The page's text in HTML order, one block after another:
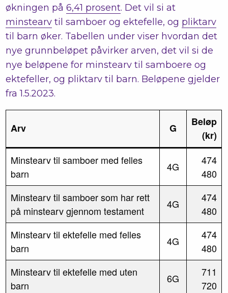
økningen på6,41 prosent. Det vil si at
minstearv til samboer og ektefelle, og pliktarv
til barn øker. Tabellen under viser hvordan det
nye grunnbeløpet påvirker arven, det vil si de
nye beløpene for minstearv til samboere og
ektefeller, og pliktarv til barn. Beløpene gjelder
fra 1.5.2023.
Arv G
Beløp
(kr)
Minstearv til samboer med felles
barn
4G
474
480
Minstearv til samboer som har rett
på minstearv gjennom testament
4G
474
480
Minstearv til ektefelle med felles
barn
4G
474
480
Minstearv til ektefelle med uten
barn
6G
711
720